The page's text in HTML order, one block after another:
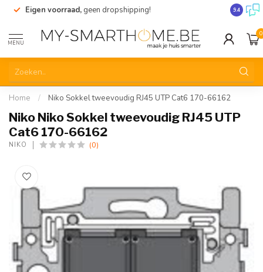
Eigen voorraad, geen dropshipping! 9.4
MENU
0
Home / Niko Sokkel tweevoudig RJ45 UTP Cat6 170-66162
Niko Niko Sokkel tweevoudig RJ45 UTP
Cat6 170-66162
NIKO (0)